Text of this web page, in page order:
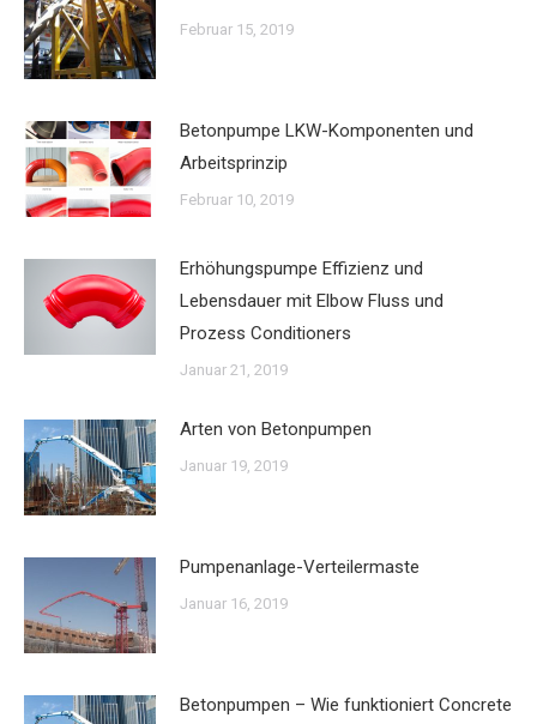
Februar 15, 2019
Betonpumpe LKW-Komponenten und
Arbeitsprinzip
Februar 10, 2019
Erhöhungspumpe Effizienz und
Lebensdauer mit Elbow Fluss und
Prozess Conditioners
Januar 21, 2019
Arten von Betonpumpen
Januar 19, 2019
Pumpenanlage-Verteilermaste
Januar 16, 2019
Betonpumpen – Wie funktioniert Concrete